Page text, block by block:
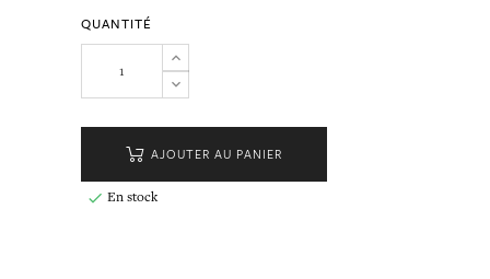
QUANTITÉ
AJOUTER AU PANIER
 En stock